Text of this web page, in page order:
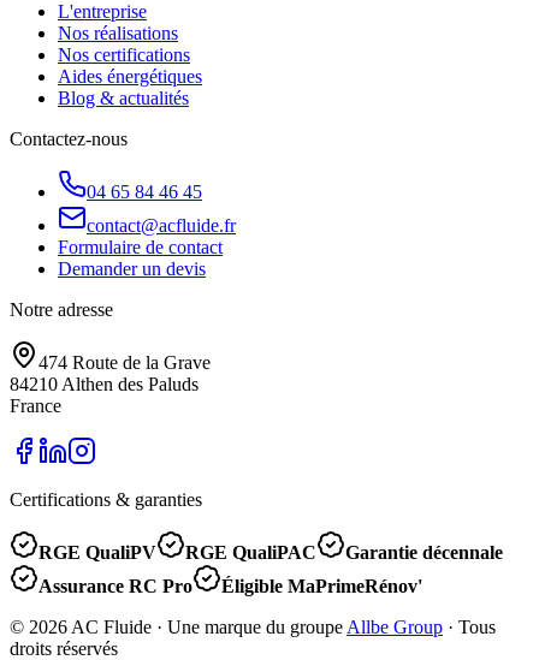
L'entreprise
Nos réalisations
Nos certifications
Aides énergétiques
Blog & actualités
Contactez-nous
04 65 84 46 45
contact@acfluide.fr
Formulaire de contact
Demander un devis
Notre adresse
474 Route de la Grave
84210 Althen des Paluds
France
Certifications & garanties
RGE QualiPV RGE QualiPAC
Garantie décennale
Assurance RC Pro
Éligible MaPrimeRénov'
© 2026 AC Fluide · Une marque du groupe Allbe Group · Tous
droits réservés